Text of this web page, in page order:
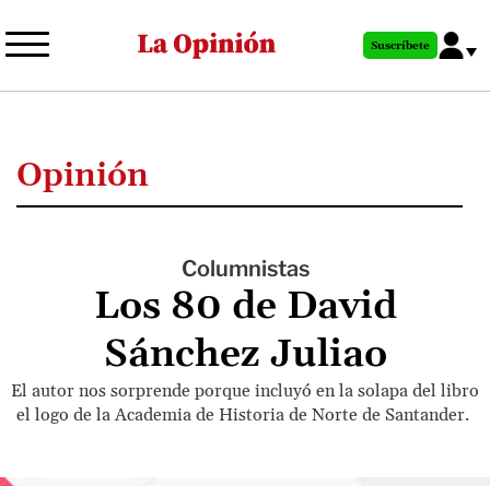
al
principal
Suscríbete
Opinión
Columnistas
Los 80 de David
Sánchez Juliao
El autor nos sorprende porque incluyó en la solapa del libro
el logo de la Academia de Historia de Norte de Santander.